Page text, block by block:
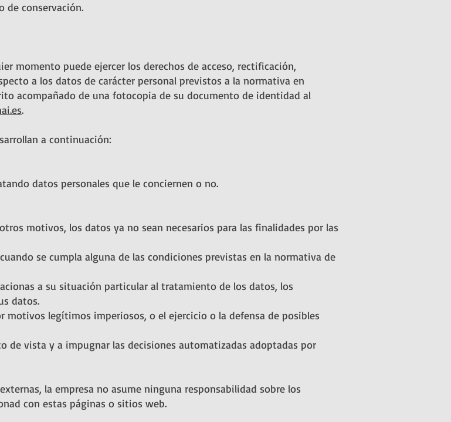
de conservación.
momento puede ejercer los derechos de acceso, rectificación,
a los datos de carácter personal previstos a la normativa en
acompañado de una fotocopia de su documento de identidad al
.
a continuación:
datos personales que le conciernen o no.
motivos, los datos ya no sean necesarios para las finalidades por las
se cumpla alguna de las condiciones previstas en la normativa de
a su situación particular al tratamiento de los datos, los
datos.
motivos legítimos imperiosos, o el ejercicio o la defensa de posibles
de vista y a impugnar las decisiones automatizadas adoptadas por
la empresa no asume ninguna responsabilidad sobre los
con estas páginas o sitios web.